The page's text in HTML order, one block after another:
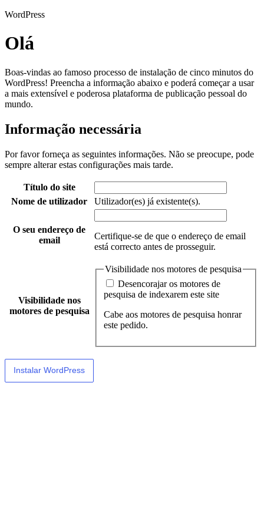
WordPress
Olá
Boas-vindas ao famoso processo de instalação de cinco minutos do
WordPress! Preencha a informação abaixo e poderá começar a usar
a mais extensível e poderosa plataforma de publicação pessoal do
mundo.
Informação necessária
Por favor forneça as seguintes informações. Não se preocupe, pode
sempre alterar estas configurações mais tarde.
Título do site
Nome de utilizador
Utilizador(es) já existente(s).
O seu endereço de
email
Certifique-se de que o endereço de email
está correcto antes de prosseguir.
Visibilidade nos
motores de pesquisa
Visibilidade nos motores de pesquisa
pesquisa de indexarem este site
Cabe aos motores de pesquisa honrar
este pedido.